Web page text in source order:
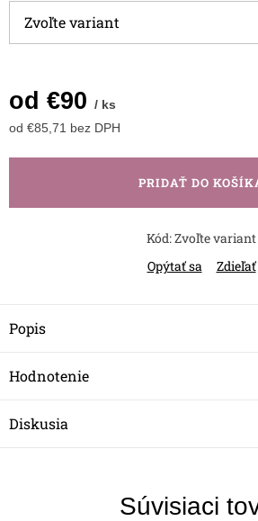
od €90 / ks
od €85,71 bez DPH
cena:
PRIDAŤ DO
Kód:Zvoľte variant
Opýtať sa
Zdieľať
Popis
Hodnotenie
Diskusia
Súvisiaci